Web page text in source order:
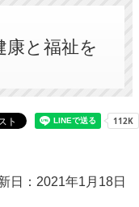
と福祉を
日：2021年1月18日